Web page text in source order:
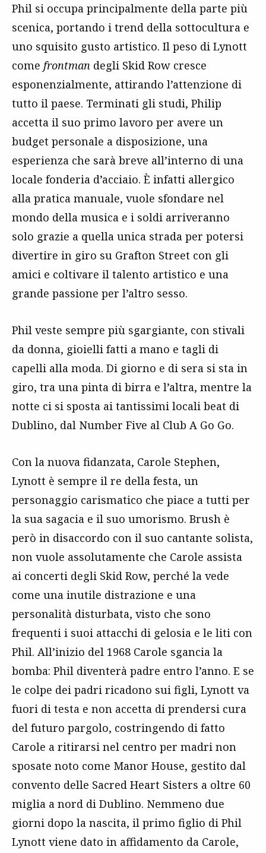
Phil si occupa principalmente della parte più
scenica, portando i trend della sottocultura e
uno squisito gusto artistico. Il peso di Lynott
come frontman degli Skid Row cresce
esponenzialmente, attirando l’attenzione di
tutto il paese. Terminati gli studi, Philip
accetta il suo primo lavoro per avere un
budget personale a disposizione, una
esperienza che sarà breve all’interno di una
locale fonderia d’acciaio. È infatti allergico
alla pratica manuale, vuole sfondare nel
mondo della musica e i soldi arriveranno
solo grazie a quella unica strada per potersi
divertire in giro su Grafton Street con gli
amici e coltivare il talento artistico e una
grande passione per l’altro sesso.
Phil veste sempre più sgargiante, con stivali
da donna, gioielli fatti a mano e tagli di
capelli alla moda. Di giorno e di sera si sta in
giro, tra una pinta di birra e l’altra, mentre la
notte ci si sposta ai tantissimi locali beat di
Dublino, dal Number Five al Club A Go Go.
Con la nuova fidanzata, Carole Stephen,
Lynott è sempre il re della festa, un
personaggio carismatico che piace a tutti per
la sua sagacia e il suo umorismo. Brush è
però in disaccordo con il suo cantante solista,
non vuole assolutamente che Carole assista
ai concerti degli Skid Row, perché la vede
come una inutile distrazione e una
personalità disturbata, visto che sono
frequenti i suoi attacchi di gelosia e le liti con
Phil. All’inizio del 1968 Carole sgancia la
bomba: Phil diventerà padre entro l’anno. E se
le colpe dei padri ricadono sui figli, Lynott va
fuori di testa e non accetta di prendersi cura
del futuro pargolo, costringendo di fatto
Carole a ritirarsi nel centro per madri non
sposate noto come Manor House, gestito dal
convento delle Sacred Heart Sisters a oltre 60
miglia a nord di Dublino. Nemmeno due
giorni dopo la nascita, il primo figlio di Phil
Lynott viene dato in affidamento da Carole,